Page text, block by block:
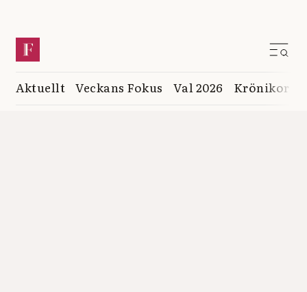
Aktuellt Veckans Fokus Val 2026 Krönikor